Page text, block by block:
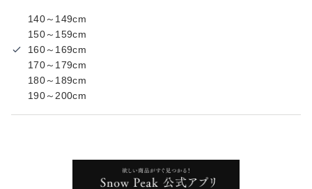
140～149cm
150～159cm
160～169cm
170～179cm
180～189cm
190～200cm